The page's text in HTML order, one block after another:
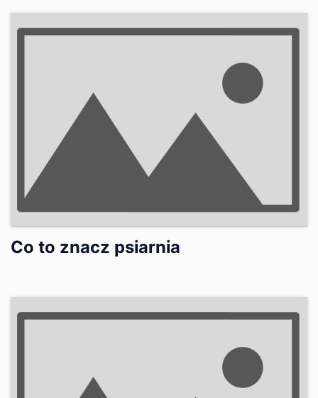
Co to znacz psiarnia